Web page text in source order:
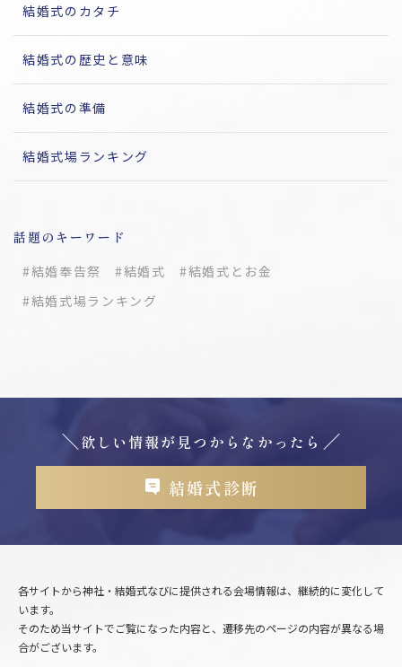
結婚式のカタチ
結婚式の歴史と意味
結婚式の準備
結婚式場ランキング
話題のキーワード
#結婚奉告祭
#結婚式
#結婚式とお金
#結婚式場ランキング
欲しい情報が見つからなかったら
結婚式診断
各サイトから神社・結婚式なびに提供される会場情報は、継続的に変化して
います。
そのため当サイトでご覧になった内容と、遷移先のページの内容が異なる場
合がございます。